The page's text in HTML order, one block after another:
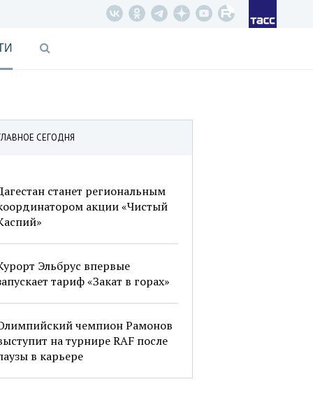
СЕГОДНЯ
станет региональным
акции «Чистый
Эльбрус впервые
тариф «Закат в горах»
чемпион Рамонов
на турнире RAF после
в карьере